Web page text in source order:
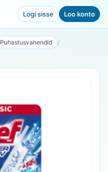
Logi sisse Loo konto
Puhastusvahendid
/